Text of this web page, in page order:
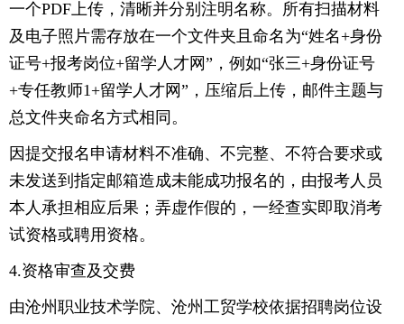
一个PDF上传，清晰并分别注明名称。所有扫描材料
及电子照片需存放在一个文件夹且命名为“姓名+身份
证号+报考岗位+留学人才网”，例如“张三+身份证号
+专任教师1+留学人才网”，压缩后上传，邮件主题与
总文件夹命名方式相同。
因提交报名申请材料不准确、不完整、不符合要求或
未发送到指定邮箱造成未能成功报名的，由报考人员
本人承担相应后果；弄虚作假的，一经查实即取消考
试资格或聘用资格。
4.资格审查及交费
由沧州职业技术学院、沧州工贸学校依据招聘岗位设